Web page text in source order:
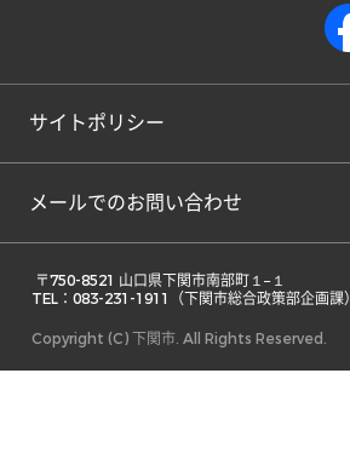
サイトポリシー
メールでのお問い合わせ
TEL：083-231-1911（下関市総合政策部企画課
Copyright (C) 下関市. All Rights Reserved.